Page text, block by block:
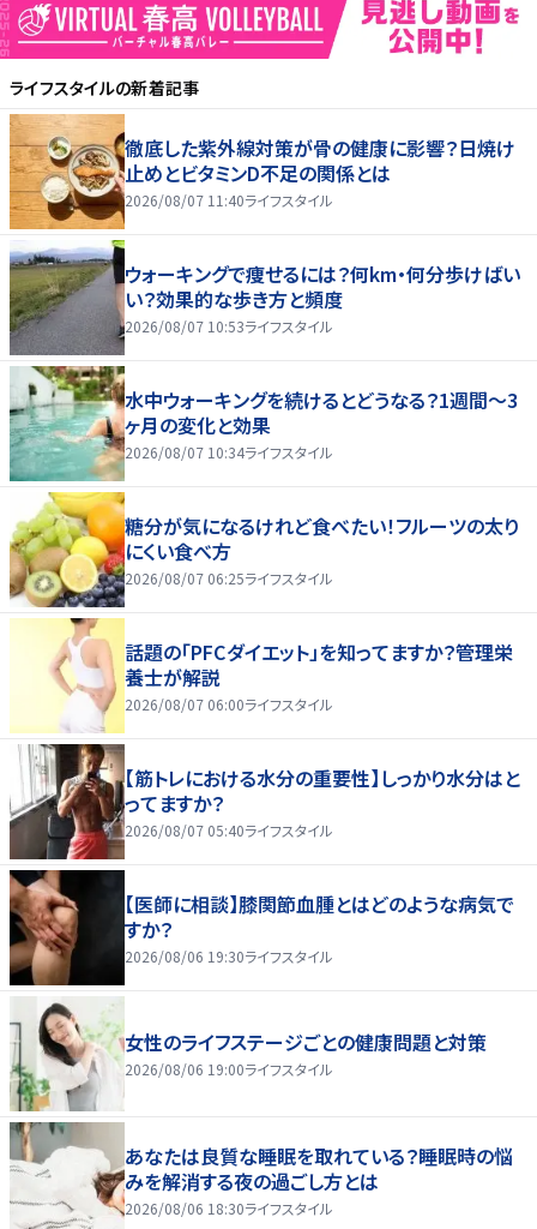
ライフスタイルの新着記事
徹底した紫外線対策が骨の健康に影響？日焼け
止めとビタミンD不足の関係とは
2026/08/07 11:40ライフスタイル
ウォーキングで痩せるには？何km・何分歩けばい
い？効果的な歩き方と頻度
2026/08/07 10:53ライフスタイル
水中ウォーキングを続けるとどうなる？1週間～3
ヶ月の変化と効果
2026/08/07 10:34ライフスタイル
糖分が気になるけれど食べたい！フルーツの太り
にくい食べ方
2026/08/07 06:25ライフスタイル
話題の「PFCダイエット」を知ってますか？管理栄
養士が解説
2026/08/07 06:00ライフスタイル
【筋トレにおける水分の重要性】しっかり水分はと
ってますか？
2026/08/07 05:40ライフスタイル
【医師に相談】膝関節血腫とはどのような病気で
すか？
2026/08/06 19:30ライフスタイル
女性のライフステージごとの健康問題と対策
2026/08/06 19:00ライフスタイル
あなたは良質な睡眠を取れている？睡眠時の悩
みを解消する夜の過ごし方とは
2026/08/06 18:30ライフスタイル